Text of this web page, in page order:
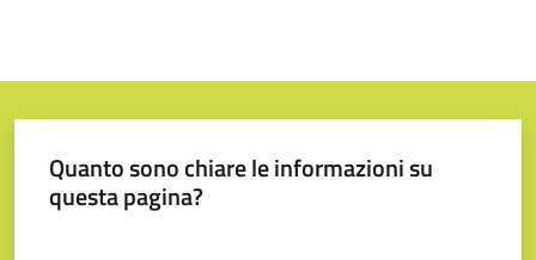
Quanto sono chiare le informazioni su
questa pagina?